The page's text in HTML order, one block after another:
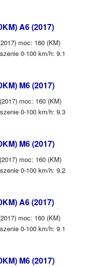
A6 (2017)
moc: 160 (KM)
0-100 km/h: 9.1
M6 (2017)
moc: 160 (KM)
0-100 km/h: 9.3
M6 (2017)
moc: 160 (KM)
0-100 km/h: 9.2
A6 (2017)
moc: 160 (KM)
0-100 km/h: 9.1
M6 (2017)